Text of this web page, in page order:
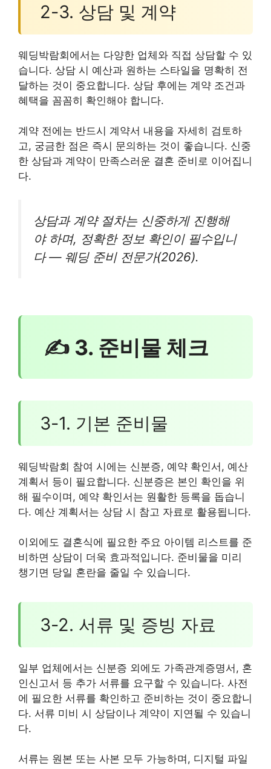
2-3. 상담 및 계약
웨딩박람회에서는 다양한 업체와 직접 상담할 수 있
습니다. 상담 시 예산과 원하는 스타일을 명확히 전
달하는 것이 중요합니다. 상담 후에는 계약 조건과
혜택을 꼼꼼히 확인해야 합니다.
계약 전에는 반드시 계약서 내용을 자세히 검토하
고, 궁금한 점은 즉시 문의하는 것이 좋습니다. 신중
한 상담과 계약이 만족스러운 결혼 준비로 이어집니
다.
상담과 계약 절차는 신중하게 진행해
야 하며, 정확한 정보 확인이 필수입니
다 — 웨딩 준비 전문가(2026).
✍ 3. 준비물 체크
3-1. 기본 준비물
웨딩박람회 참여 시에는 신분증, 예약 확인서, 예산
계획서 등이 필요합니다. 신분증은 본인 확인을 위
해 필수이며, 예약 확인서는 원활한 등록을 돕습니
다. 예산 계획서는 상담 시 참고 자료로 활용됩니다.
이외에도 결혼식에 필요한 주요 아이템 리스트를 준
비하면 상담이 더욱 효과적입니다. 준비물을 미리
챙기면 당일 혼란을 줄일 수 있습니다.
3-2. 서류 및 증빙 자료
일부 업체에서는 신분증 외에도 가족관계증명서, 혼
인신고서 등 추가 서류를 요구할 수 있습니다. 사전
에 필요한 서류를 확인하고 준비하는 것이 중요합니
다. 서류 미비 시 상담이나 계약이 지연될 수 있습니
다.
서류는 원본 또는 사본 모두 가능하며, 디지털 파일